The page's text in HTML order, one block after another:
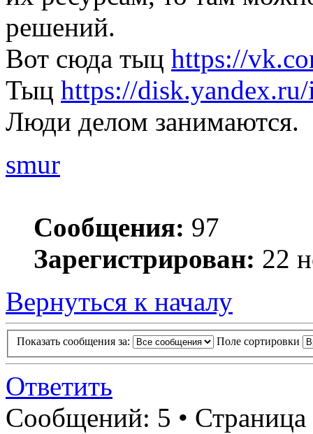
решений.
Вот сюда тыц https://
Тыц https://
Люди делом занимаются.
smur
Сообщения: 97
Зарегистрирован: 22
Вернуться к началу
Показать сообщения за: Поле сортировки
Ответить
Сообщений: 5 • Страница